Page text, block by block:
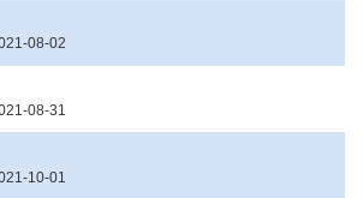
08-02
08-31
10-01